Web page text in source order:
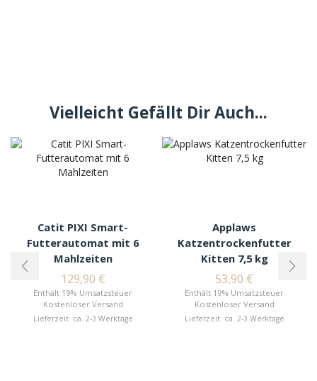
Vielleicht Gefällt Dir Auch...
Catit PIXI Smart-
Futterautomat mit 6
Mahlzeiten
129,90 €
Enthält 19% Umsatzsteuer
Kostenloser Versand
Lieferzeit: ca. 2-3 Werktage
Applaws
Katzentrockenfutter
Kitten 7,5 kg
53,90 €
Enthält 19% Umsatzsteuer
Kostenloser Versand
Lieferzeit: ca. 2-3 Werktage